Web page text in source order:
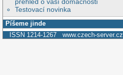
Testovací novinka
Píšeme jinde
ISSN 1214-1267 www.czech-server.cz